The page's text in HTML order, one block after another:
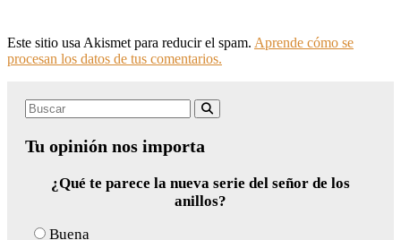
Este sitio usa Akismet para reducir el spam. Aprende cómo se
procesan los datos de tus comentarios.
Search
Tu opinión nos importa
¿Qué te parece la nueva serie del señor de los
anillos?
Buena